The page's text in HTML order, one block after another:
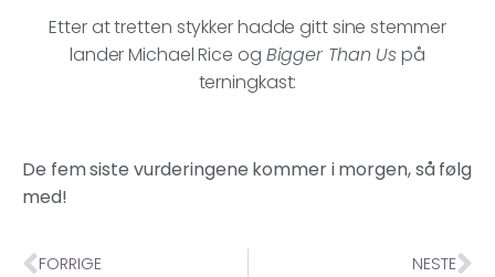
Etter at tretten stykker hadde gitt sine stemmer
lander Michael Rice og Bigger Than Uspå
terningkast:
De fem siste vurderingene kommer i morgen, så følg
med!
FORRIGE NESTE